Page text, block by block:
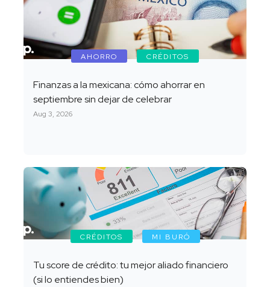
AHORRO CRÉDITOS
Finanzas a la mexicana: cómo ahorrar en
septiembre sin dejar de celebrar
Aug 3, 2026
CRÉDITOS MI BURÓ
Tu score de crédito: tu mejor aliado financiero
(si lo entiendes bien)